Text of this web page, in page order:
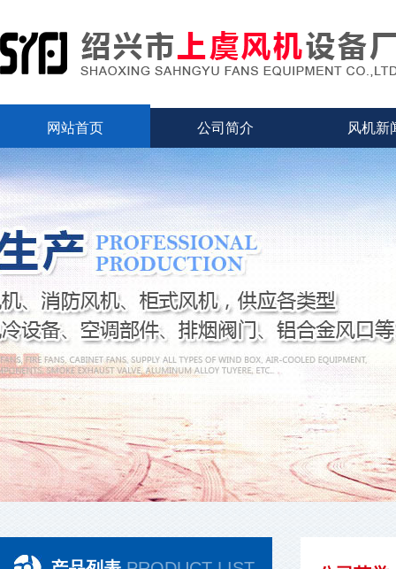
网站首页 公司简介 风机新